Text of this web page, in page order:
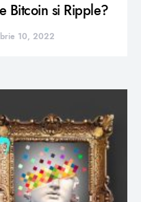
Bitcoin si Ripple?
10, 2022